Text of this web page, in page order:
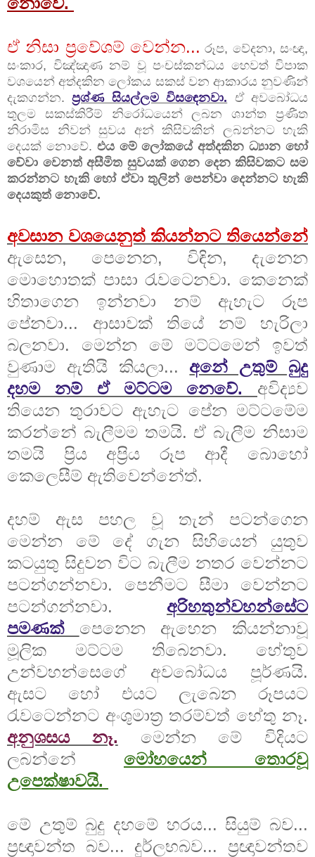
ඒ නිසා ප්‍රවේශම් වෙන්න... රූප, වේදනා, සංඥා,
සංකාර, විඤ්ඤාණ නම් වූ පංචස්කන්ධය හෙවත් විපාක
වශයෙන් අත්දකින ලෝකය සකස් වන ආකාරය නුවණින්
දැකගන්න.ප්‍රශ්ණ සියල්ලම විසඳෙනවා. ඒ අවබෝධය
තුලම සකස්කිරීම් නිරෝධයෙන් ලබන ශාන්ත ප්‍රණීත
නිරාමිස නිවන් සුවය අන් කිසිවකින් ලබන්නට හැකි
දෙයක් නොවේ. එය මේ ලෝකයේ අත්දකින ධ්‍යාන හෝ
වේවා වෙනත් අසීමිත සුවයක් ගෙන දෙන කිසිවකට සම
කරන්නට හැකි හෝ ඒවා තුලින් පෙන්වා දෙන්නට හැකි
දෙයකුත් නොවේ.
අවසාන වශයෙනුත් කියන්නට තියෙන්නේ
ඇසෙන, පෙනෙන, විඳින, දැනෙන
මොහොතක් පාසා රැවටෙනවා. කෙනෙක්
හිතාගෙන ඉන්නවා නම් ඇහැට රූප
පේනවා... ආසාවක් තියේ නම් හැරිලා
බලනවා. මෙන්න මේ මට්ටමෙන් ඉවත්
වුණාම ඇතියි කියලා... අනේ උතුම් බුදු
දහම නම් ඒ මට්ටම නෙවේ. අවිද්‍යව
තියෙන තුරාවට ඇහැට පේන මට්ටමේම
කරන්නේ බැලීමම තමයි. ඒ බැලීම නිසාම
තමයි ප්‍රිය අප්‍රිය රූප ආදී බොහෝ
කෙලෙසීම් ඇතිවෙන්නේත්.
දහම් ඇස පහල වූ තැන් පටන්ගෙන
මෙන්න මේ දේ ගැන සිහියෙන් යුතුව
කටයුතු සිදුවන විට බැලීම නතර වෙන්නට
පටන්ගන්නවා. පෙනීමට සීමා වෙන්නට
පටන්ගන්නවා. අරිහතුන්වහන්සේට
පමණක් පෙනෙන ඇහෙන කියන්නාවූ
මූලික මට්ටම තිබෙනවා. හේතුව
උන්වහන්සෙගේ අවබෝධය පූර්ණයි.
ඇසට හෝ එයට ලැබෙන රූපයට
රැවටෙන්නට අංශුමාත්‍ර තරම්වත් හේතු නෑ.
අනුශසය නෑ. මෙන්න මේ විදියට
ලබන්නේ මෝහයෙන් තොරවූ
උපෙක්ෂාවයි.
මේ උතුම් බුදු දහමේ හරය... සියුම් බව...
ප්‍රඥාවන්ත බව... දුර්ලභබව... ප්‍රඥාවන්තව